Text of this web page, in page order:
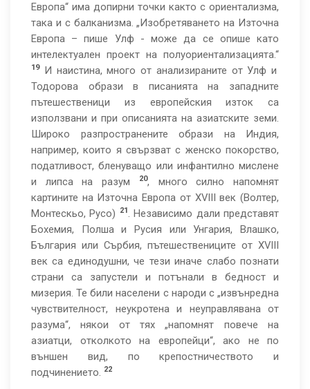
Европа“ има допирни точки както с ориентализма,
така и с балканизма. „Изобретяването на Източна
Европа – пише Улф - може да се опише като
интелектуален проект на полуориентализацията.“
19И наистина, много от анализираните от Улф и
Тодорова образи в писанията на западните
пътешественици из европейския изток са
използвани и при описанията на азиатските земи.
Широко разпространените образи на Индия,
например, които я свързват с женско покорство,
податливост, бленуващо или инфантилно мислене
и липса на разум
20, много силно напомнят
картините на Източна Европа от ХVІІІ век (Волтер,
Монтескьо, Русо)
21 . Независимо дали представят
Бохемия, Полша и Русия или Унгария, Влашко,
България или Сърбия, пътешествениците от ХVІІІ
век са единодушни, че тези иначе слабо познати
страни са запустели и потънали в бедност и
мизерия. Те били населени с народи с „извънредна
чувствителност, неукротена и неуправлявана от
разума“, някои от тях „напомнят повече на
азиатци, отколкото на европейци“, ако не по
външен вид, по крепостничеството и
подчинението. 22